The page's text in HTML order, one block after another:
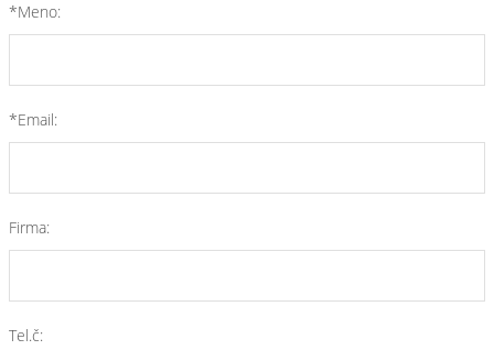
*Meno:
*Email:
Firma:
Tel.č: